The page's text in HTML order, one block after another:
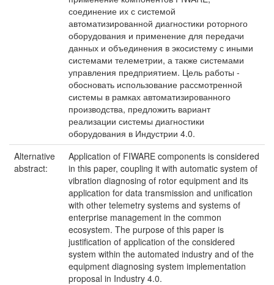
соединение их с системой
автоматизированной диагностики роторного
оборудования и применение для передачи
данных и объединения в экосистему с иными
системами телеметрии, а также системами
управления предприятием. Цель работы -
обосновать использование рассмотренной
системы в рамках автоматизированного
производства, предложить вариант
реализации системы диагностики
оборудования в Индустрии 4.0.
Alternative
abstract:
Application of FIWARE components is considered
in this paper, coupling it with automatic system of
vibration diagnosing of rotor equipment and its
application for data transmission and unification
with other telemetry systems and systems of
enterprise management in the common
ecosystem. The purpose of this paper is
justification of application of the considered
system within the automated industry and of the
equipment diagnosing system implementation
proposal in Industry 4.0.